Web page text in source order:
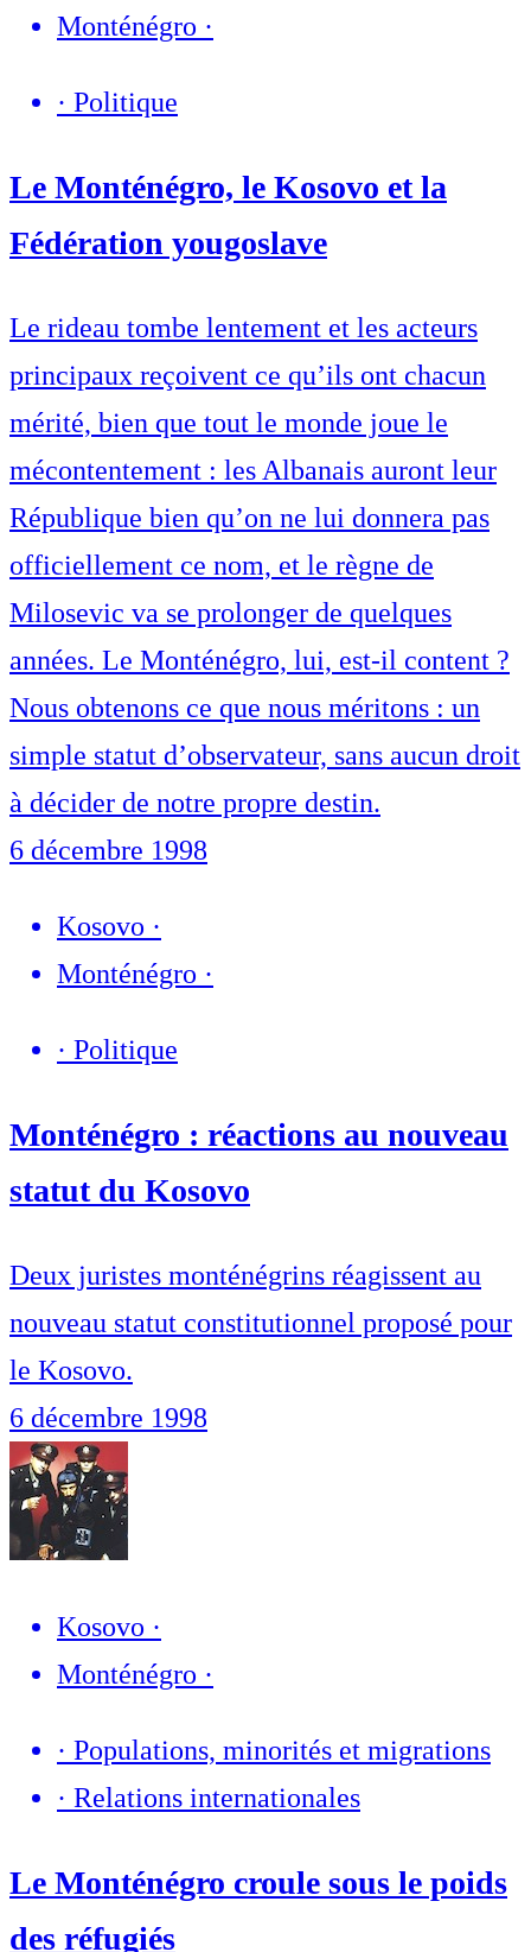
Monténégro ·
· Politique
Le Monténégro, le Kosovo et la
Fédération yougoslave
Le rideau tombe lentement et les acteurs
principaux reçoivent ce qu’ils ont chacun
mérité, bien que tout le monde joue le
mécontentement : les Albanais auront leur
République bien qu’on ne lui donnera pas
officiellement ce nom, et le règne de
Milosevic va se prolonger de quelques
années. Le Monténégro, lui, est-il content ?
Nous obtenons ce que nous méritons : un
simple statut d’observateur, sans aucun droit
à décider de notre propre destin.
6 décembre 1998
Kosovo ·
Monténégro ·
· Politique
Monténégro : réactions au nouveau
statut du Kosovo
Deux juristes monténégrins réagissent au
nouveau statut constitutionnel proposé pour
le Kosovo.
6 décembre 1998
Kosovo ·
Monténégro ·
· Populations, minorités et migrations
· Relations internationales
Le Monténégro croule sous le poids
des réfugiés